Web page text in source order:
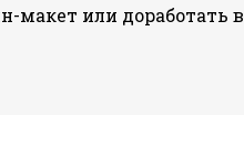
макет или доработать